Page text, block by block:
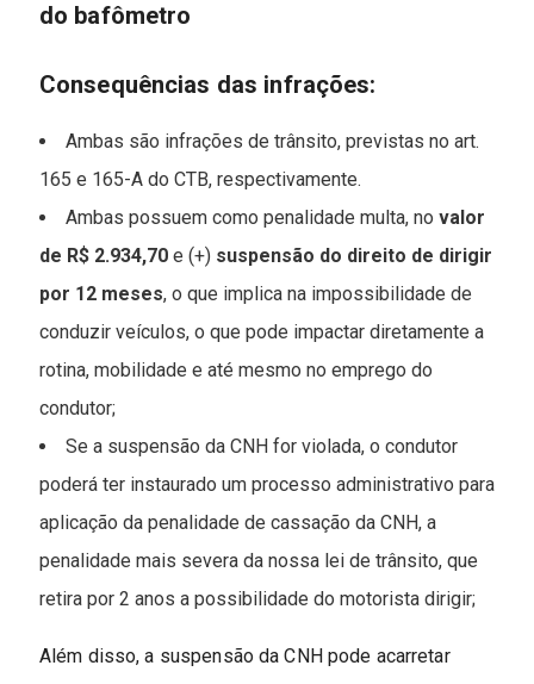
do bafômetro
Consequências das infrações:
Ambas são infrações de trânsito, previstas no art.
165 e 165-A do CTB, respectivamente.
Ambas possuem como penalidade multa, no valor
de R$ 2.934,70e (+) suspensão do direito de dirigir
por 12 meses, o que implica na impossibilidade de
conduzir veículos, o que pode impactar diretamente a
rotina, mobilidade e até mesmo no emprego do
condutor;
Se a suspensão da CNH for violada, o condutor
poderá ter instaurado um processo administrativo para
aplicação da penalidade de cassação da CNH, a
penalidade mais severa da nossa lei de trânsito, que
retira por 2 anos a possibilidade do motorista dirigir;
Além disso, a suspensão da CNH pode acarretar